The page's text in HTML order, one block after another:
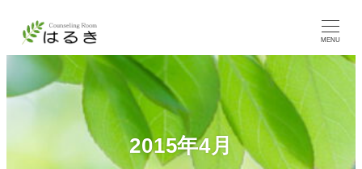
MENU
2015年4月